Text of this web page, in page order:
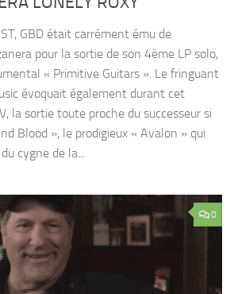
GBD était carrément ému de
pour la sortie de son 4ème LP solo,
« Primitive Guitars ». Le fringuant
évoquait également durant cet
la sortie toute proche du successeur si
Blood », le prodigieux « Avalon » qui
cygne de la...
0